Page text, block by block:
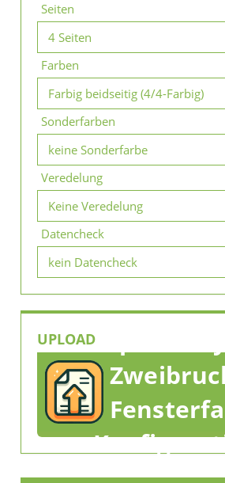
Seiten
4 Seiten
Farben
Farbig beidseitig (4/4-Farbig)
Sonderfarben
keine Sonderfarbe
Veredelung
Keine Veredelung
Datencheck
kein Datencheck
UPLOAD